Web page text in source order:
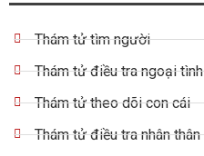
Thám tử tìm người
Thám tử điều tra ngoại tình
Thám tử theo dõi con cái
Thám tử điều tra nhân thân